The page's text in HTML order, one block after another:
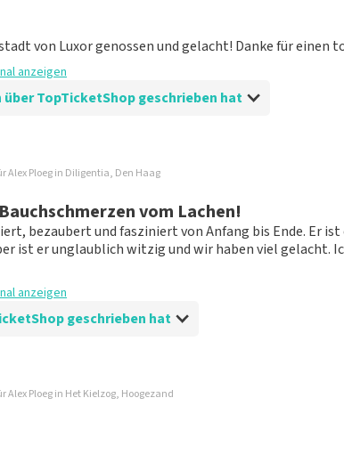
hast. Beiträge mit beleidigender Sprache und/oder
dauern, bis eine Bewertung veröffentlicht wird.
von Luxor genossen und gelacht! Danke für einen
anzeigen
über TopTicketShop geschrieben hat
über
dass wir trotzdem Tickets für eine ausverkaufte
anzeigen
Alex Ploeg in Diligentia, Den Haag
vom Lachen!
bezaubert und fasziniert von Anfang bis Ende. Er
ist er unglaublich witzig und wir haben viel gelacht.
anzeigen
geschrieben hat
Alex Ploeg in Het Kielzog, Hoogezand